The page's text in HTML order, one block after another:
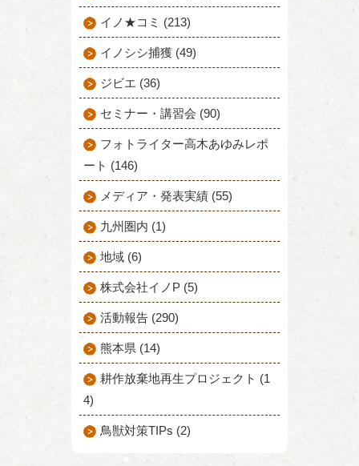
イノ★コミ (213)
イノシシ捕獲 (49)
ジビエ (36)
セミナー・講習会 (90)
フォトライター高木あゆみレポ
ート (146)
メディア・発表実績 (55)
九州圏内 (1)
地域 (6)
株式会社イノP (5)
活動報告 (290)
熊本県 (14)
耕作放棄地再生プロジェクト (1
4)
鳥獣対策TIPs (2)